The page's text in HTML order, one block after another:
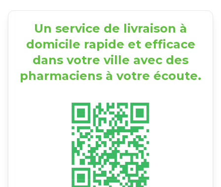
Un service de livraison à
domicile rapide et efficace
dans votre ville avec des
pharmaciens à votre écoute.